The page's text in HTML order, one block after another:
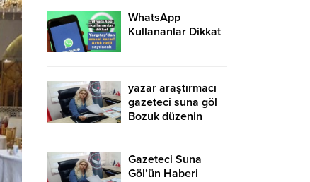
WhatsApp
Kullananlar Dikkat
yazar araştırmacı
gazeteci suna göl
Bozuk düzenin
hırsızıdır… iktidarın
suç ortağıdır.
Gazeteci Suna
Göl’ün Haberi